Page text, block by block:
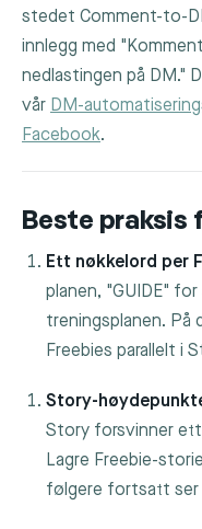
stedet Comment-to-
innlegg med
nedlastingen på DM."
vår DM-
Facebook.
Beste praksis
Ett nøkkelord per
planen, "GUIDE"
treningsplanen. På
Freebies parallelt i
Story-
Story forsvinner
Lagre Freebie-
følgere fortsatt ser